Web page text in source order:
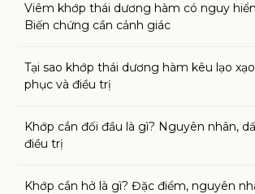
Viêm khớp thái dương hàm có nguy
Biến chứng cần cảnh giác
Tại sao khớp thái dương hàm kêu lạo
phục và điều trị
Khớp cắn đối đầu là gì? Nguyên nhân,
điều trị
Khớp cắn hở là gì? Đặc điểm, nguyên